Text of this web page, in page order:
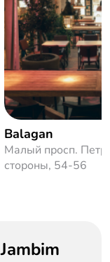
Balagan
Малый просп.
стороны, 54-56